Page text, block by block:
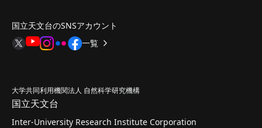
国立天文台のSNSアカウント
一覧
大学共同利用機関法人 自然科学研究機構
国立天文台
Inter-University Research Institute Corporation